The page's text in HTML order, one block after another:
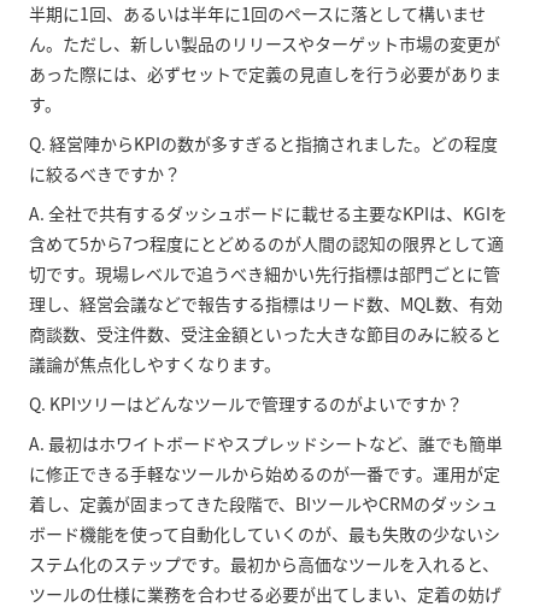
半期に1回、あるいは半年に1回のペースに落として構いませ
ん。ただし、新しい製品のリリースやターゲット市場の変更が
あった際には、必ずセットで定義の見直しを行う必要がありま
す。
Q. 経営陣からKPIの数が多すぎると指摘されました。どの程度
に絞るべきですか？
A. 全社で共有するダッシュボードに載せる主要なKPIは、KGIを
含めて5から7つ程度にとどめるのが人間の認知の限界として適
切です。現場レベルで追うべき細かい先行指標は部門ごとに管
理し、経営会議などで報告する指標はリード数、MQL数、有効
商談数、受注件数、受注金額といった大きな節目のみに絞ると
議論が焦点化しやすくなります。
Q. KPIツリーはどんなツールで管理するのがよいですか？
A. 最初はホワイトボードやスプレッドシートなど、誰でも簡単
に修正できる手軽なツールから始めるのが一番です。運用が定
着し、定義が固まってきた段階で、BIツールやCRMのダッシュ
ボード機能を使って自動化していくのが、最も失敗の少ないシ
ステム化のステップです。最初から高価なツールを入れると、
ツールの仕様に業務を合わせる必要が出てしまい、定着の妨げ